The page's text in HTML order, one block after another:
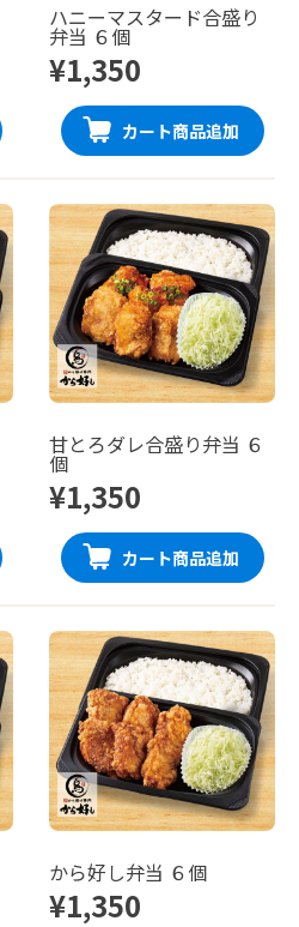
ハニーマスタード合盛り
弁当 ６個
¥1,350
カート商品追加
甘とろダレ合盛り弁当 ６
個
¥1,350
カート商品追加
から好し弁当 ６個
¥1,350